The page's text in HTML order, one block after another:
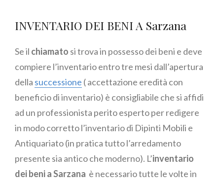
INVENTARIO DEI BENI A Sarzana
Se il chiamato si trova in possesso dei beni e deve
compiere l’inventario entro tre mesi dall’apertura
della successione ( accettazione eredità con
beneficio di inventario) è consigliabile che si affidi
ad un professionista perito esperto per redigere
in modo corretto l’inventario di Dipinti Mobili e
Antiquariato (in pratica tutto l’arredamento
presente sia antico che moderno). L’inventario
dei beni a Sarzana è necessario tutte le volte in